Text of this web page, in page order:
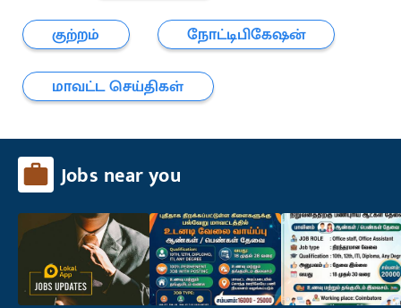
குற்றம்
நோட்டிபிகேஷன்
மாவட்ட செய்திகள்
Jobs near you